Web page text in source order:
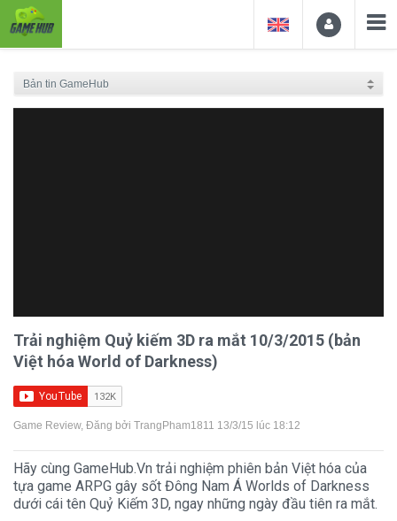
Trải nghiệm Quỷ kiếm 3D ra mắt 10/3/2015 (bản
Việt hóa World of Darkness)
Game Review, Đăng bởi TrangPham1811 13/3/15 lúc 18:12
Hãy cùng GameHub.Vn trải nghiệm phiên bản Việt hóa của
tựa game ARPG gây sốt Đông Nam Á Worlds of Darkness
dưới cái tên Quỷ Kiếm 3D, ngay những ngày đầu tiên ra mắt.